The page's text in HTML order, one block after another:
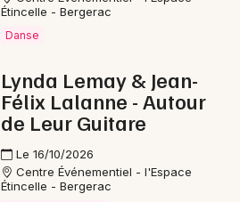
Je m'abonne
Étincelle - Bergerac
Danse
Lynda Lemay & Jean-
Félix Lalanne - Autour
de Leur Guitare
Le 16/10/2026
Centre Événementiel - l'Espace
Étincelle - Bergerac